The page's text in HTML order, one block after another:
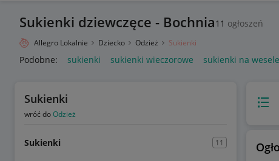
Sukienki dziewczęce - Bochnia11 ogłoszeń
Allegro Lokalnie Dziecko Odzież Sukienki
Podobne: sukienki sukienki wieczorowe sukienki na wesele
Sukienki
wróć doOdzież
Sukienki 11